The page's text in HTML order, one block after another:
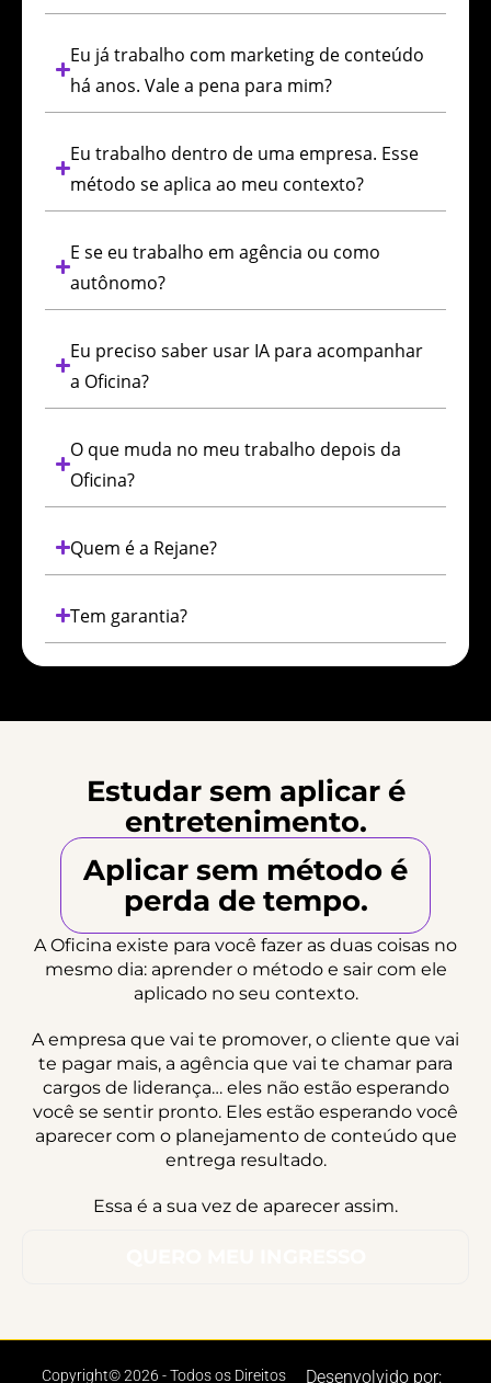
Eu já trabalho com marketing de conteúdo
há anos. Vale a pena para mim?
Eu trabalho dentro de uma empresa. Esse
método se aplica ao meu contexto?
E se eu trabalho em agência ou como
autônomo?
Eu preciso saber usar IA para acompanhar
a Oficina?
O que muda no meu trabalho depois da
Oficina?
Quem é a Rejane?
Tem garantia?
Estudar sem aplicar é
entretenimento.
Aplicar sem método é
perda de tempo.
A Oficina existe para você fazer as duas coisas no
mesmo dia: aprender o método e sair com ele
aplicado no seu contexto.
A empresa que vai te promover, o cliente que vai
te pagar mais, a agência que vai te chamar para
cargos de liderança… eles não estão esperando
você se sentir pronto. Eles estão esperando você
aparecer com o planejamento de conteúdo que
entrega resultado.
Essa é a sua vez de aparecer assim.
Copyright© 2026 - Todos os Direitos Desenvolvido por: